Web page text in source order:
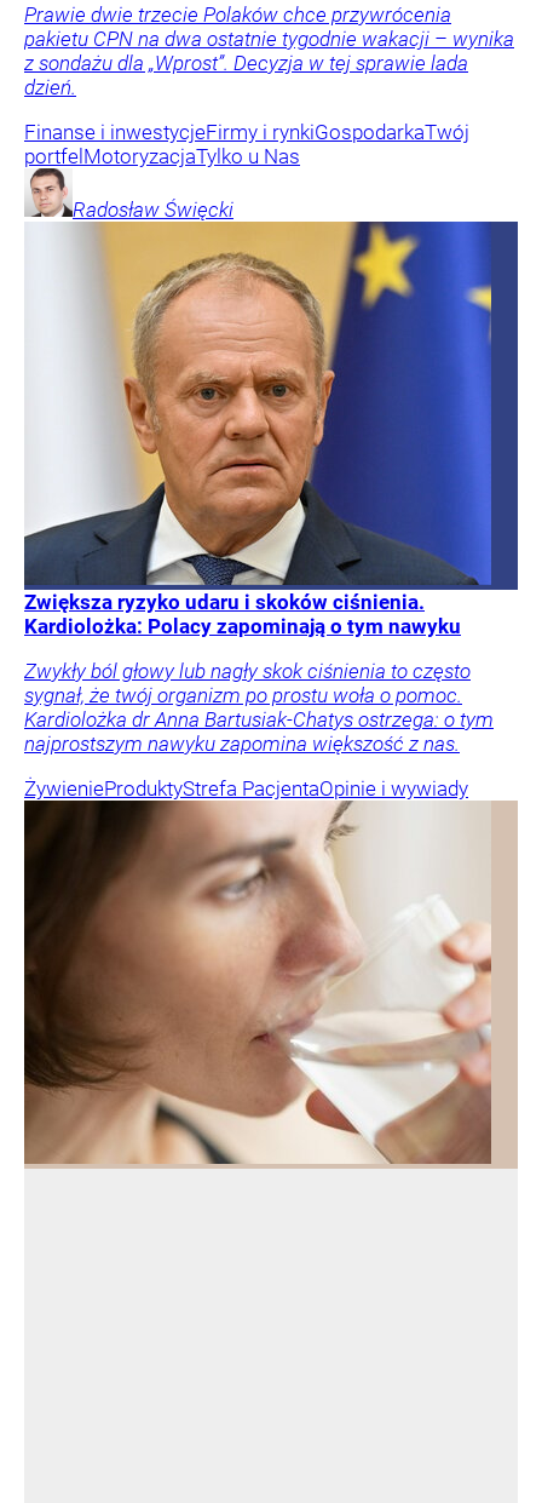
Prawie dwie trzecie Polaków chce przywrócenia
pakietu CPN na dwa ostatnie tygodnie wakacji – wynika
z sondażu dla „Wprost”. Decyzja w tej sprawie lada
dzień.
Finanse i inwestycjeFirmy i rynkiGospodarkaTwój
portfelMotoryzacjaTylko u Nas
Radosław Święcki
Zwiększa ryzyko udaru i skoków ciśnienia.
Kardiolożka: Polacy zapominają o tym nawyku
Zwykły ból głowy lub nagły skok ciśnienia to często
sygnał, że twój organizm po prostu woła o pomoc.
Kardiolożka dr Anna Bartusiak-Chatys ostrzega: o tym
najprostszym nawyku zapomina większość z nas.
ŻywienieProduktyStrefa PacjentaOpinie i wywiady